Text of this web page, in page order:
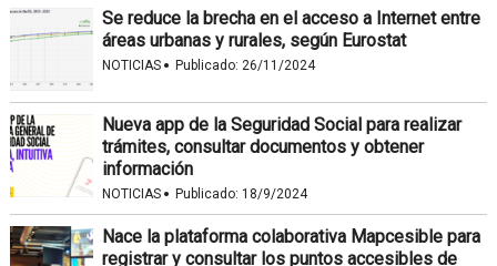
Se reduce la brecha en el acceso a Internet entre
áreas urbanas y rurales, según Eurostat
NOTICIAS · Publicado: 26/11/2024
Nueva app de la Seguridad Social para realizar
trámites, consultar documentos y obtener
información
NOTICIAS · Publicado: 18/9/2024
Nace la plataforma colaborativa Mapcesible para
registrar y consultar los puntos accesibles de